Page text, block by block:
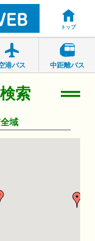
トップ
港バス 中距離バス
索
域